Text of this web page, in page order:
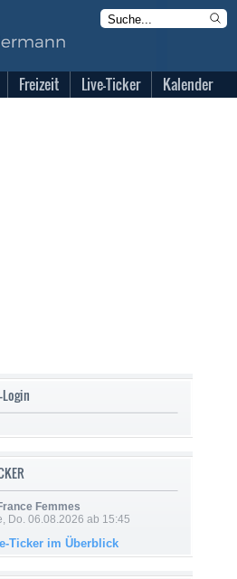
Freizeit Live-Ticker Kalender
Femmes
Do. 06.08.2026 ab 15:45
Ticker im Überblick